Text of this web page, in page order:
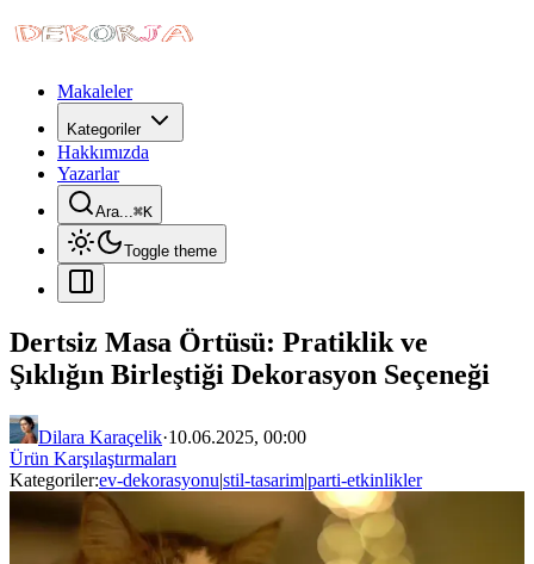
Makaleler
Kategoriler
Hakkımızda
Yazarlar
Ara...⌘K
Toggle theme
Dertsiz Masa Örtüsü: Pratiklik ve
Şıklığın Birleştiği Dekorasyon Seçeneği
Dilara Karaçelik·10.06.2025, 00:00
Ürün Karşılaştırmaları
Kategoriler:ev-dekorasyonu|stil-tasarim|parti-etkinlikler